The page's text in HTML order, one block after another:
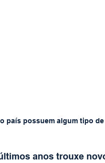
país possuem algum tipo
anos trouxe